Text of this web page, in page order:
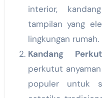
interior,
tampilan yang
lingkungan rumah.
Kandang
perkutut
populer untuk